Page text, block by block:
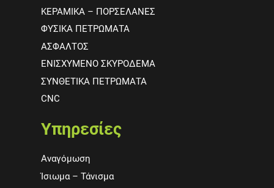
ΚΕΡΑΜΙΚΑ – ΠΟΡΣΕΛΑΝΕΣ
ΦΥΣΙΚΑ ΠΕΤΡΩΜΑΤΑ
ΑΣΦΑΛΤΟΣ
ΕΝΙΣΧΥΜΕΝΟ ΣΚΥΡΟΔΕΜΑ
ΣΥΝΘΕΤΙΚΑ ΠΕΤΡΩΜΑΤΑ
CNC
Υπηρεσίες
Αναγόμωση
Ίσιωμα – Τάνισμα